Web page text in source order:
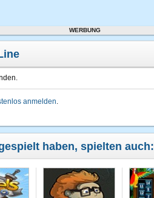
WERBUNG
anmelden.
haben, spielten auch: